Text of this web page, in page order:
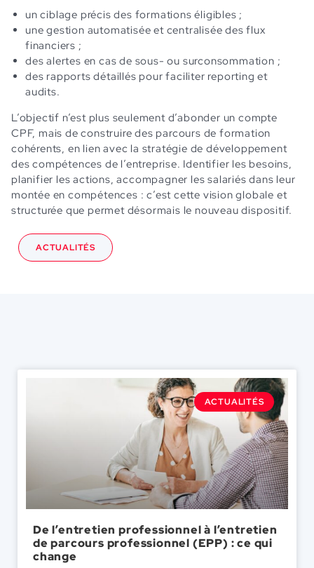
un ciblage précis des formations éligibles ;
une gestion automatisée et centralisée des flux
financiers ;
des alertes en cas de sous- ou surconsommation ;
des rapports détaillés pour faciliter reporting et
audits.
L’objectif n’est plus seulement d’abonder un compte
CPF, mais de construire des parcours de formation
cohérents, en lien avec la stratégie de développement
des compétences de l’entreprise. Identifier les besoins,
planifier les actions, accompagner les salariés dans leur
montée en compétences : c’est cette vision globale et
structurée que permet désormais le nouveau dispositif.
ACTUALITÉS
ACTUALITÉS
De l’entretien professionnel à l’entretien
de parcours professionnel (EPP) : ce qui
change